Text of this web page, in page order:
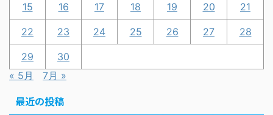
15 16 17 18 19 20 21
22 23 24 25 26 27 28
29
30
« 5月
7月 »
最近の投稿